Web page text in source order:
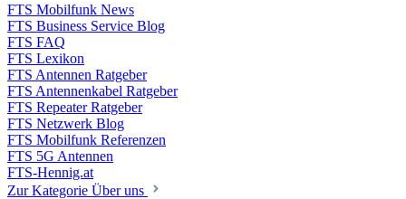
FTS Mobilfunk News
FTS Business Service Blog
FTS FAQ
FTS Lexikon
FTS Antennen Ratgeber
FTS Antennenkabel Ratgeber
FTS Repeater Ratgeber
FTS Netzwerk Blog
FTS Mobilfunk Referenzen
FTS 5G Antennen
FTS-Hennig.at
Zur Kategorie Über uns